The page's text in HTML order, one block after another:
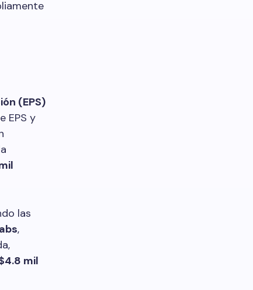
(EPS)
EPS y
las
,
mil